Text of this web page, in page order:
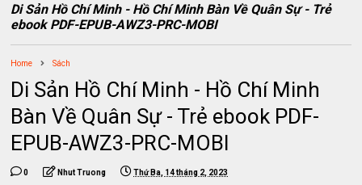
Di Sản Hồ Chí Minh - Hồ Chí Minh Bàn Về Quân Sự - Trẻ
ebook PDF-EPUB-AWZ3-PRC-MOBI
Home Sách
Di Sản Hồ Chí Minh - Hồ Chí Minh
Bàn Về Quân Sự - Trẻ ebook PDF-
EPUB-AWZ3-PRC-MOBI
0 Nhut Truong Thứ Ba, 14 tháng 2, 2023